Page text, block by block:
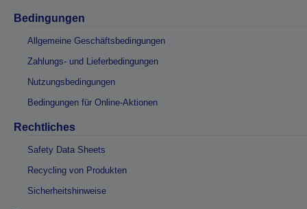
Bedingungen
Allgemeine Geschäftsbedingungen
Zahlungs- und Lieferbedingungen
Nutzungsbedingungen
Bedingungen für Online-Aktionen
Rechtliches
Safety Data Sheets
Recycling von Produkten
Sicherheitshinweise